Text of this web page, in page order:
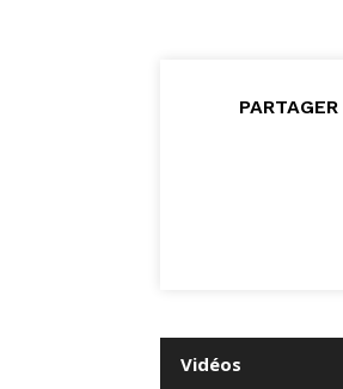
Vidéos